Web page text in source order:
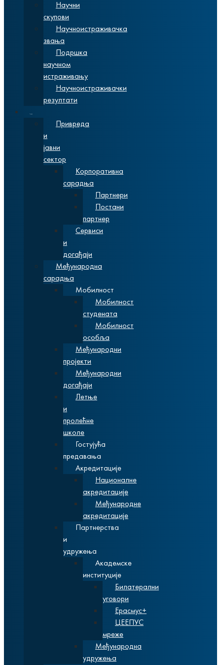
Научни
скупови
Научноистраживачка
звања
Подршка
научном
истраживању
Научноистраживачки
резултати
Привреда
и
јавни
сектор
Корпоративна
сарадња
Партнери
Постани
партнер
Сервиси
и
догађаји
Међународна
сарадња
Мобилност
Мобилност
студената
Мобилност
особља
Међународни
пројекти
Међународни
догађаји
Летње
и
пролећне
школе
Гостујућа
предавања
Акредитације
Националне
акредитације
Међународне
акредитације
Партнерства
и
удружења
Академске
институције
Билатерални
уговори
Ерасмус+
ЦЕЕПУС
мреже
Међународна
удружења